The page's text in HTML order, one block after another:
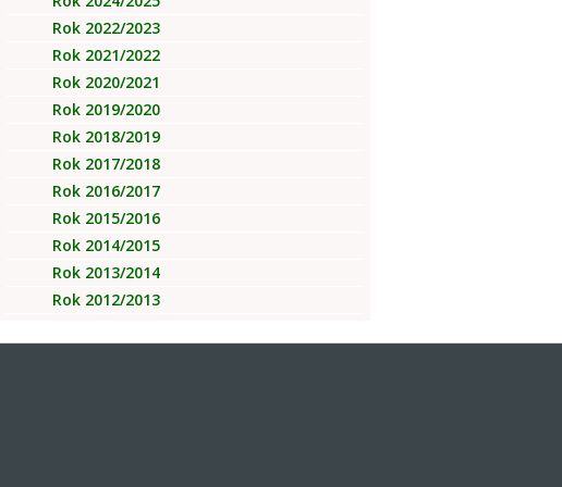
Rok 2022/2023
Rok 2021/2022
Rok 2020/2021
Rok 2019/2020
Rok 2018/2019
Rok 2017/2018
Rok 2016/2017
Rok 2015/2016
Rok 2014/2015
Rok 2013/2014
Rok 2012/2013